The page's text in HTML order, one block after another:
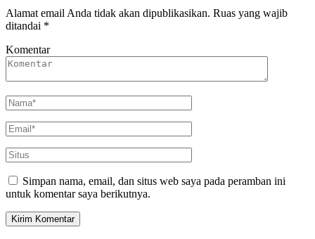
Alamat email Anda tidak akan dipublikasikan. Ruas yang wajib
ditandai *
Komentar
Simpan nama, email, dan situs web saya pada peramban ini
untuk komentar saya berikutnya.